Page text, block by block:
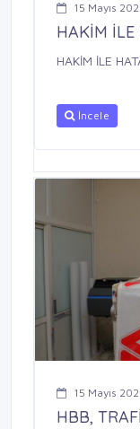
15 Mayıs
HAKİM İLE
HAKİM İLE
İncele
15 Mayıs
HBB,